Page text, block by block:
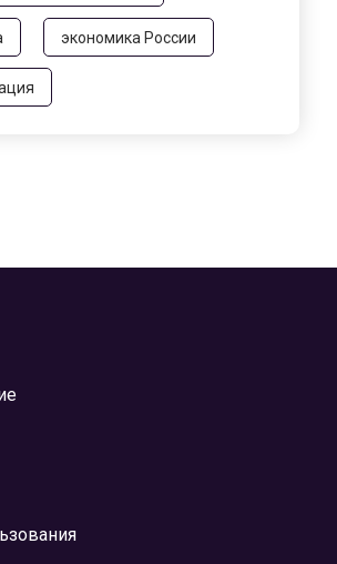
экономика России